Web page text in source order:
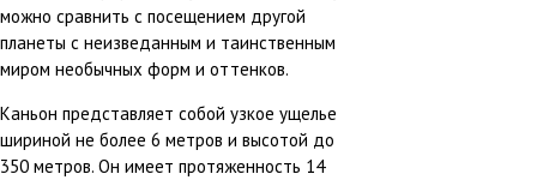
можно сравнить с посещением другой
планеты с неизведанным и таинственным
миром необычных форм и оттенков.
Каньон представляет собой узкое ущелье
шириной не более 6 метров и высотой до
350 метров. Он имеет протяженность 14